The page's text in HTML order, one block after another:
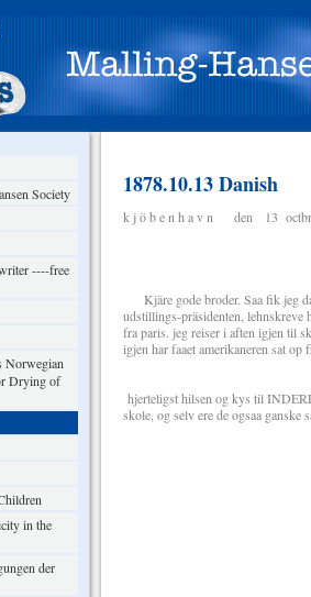
Society
----free
Norwegian
Drying of
in the
der
1878.10.13 Danish
k j ö b e n h a v n den 13
Kjäre gode broder. Saa fik jeg
udstillings-präsidenten, lehnskreve
fra paris. jeg reiser i aften igjen til
igjen har faaet amerikaneren sat
hjerteligst hilsen og kys til
skole, og selv ere de ogsaa ganske
din